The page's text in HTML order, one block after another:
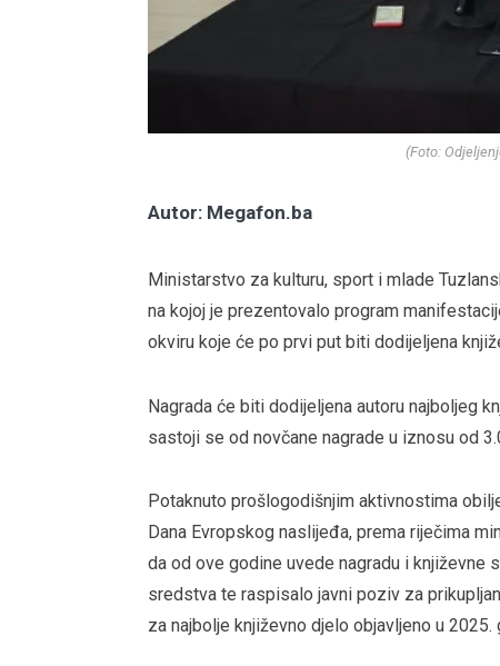
(Foto:
Autor: Megafon.ba
Ministarstvo za kulturu, sport i mlade
na kojoj je prezentovalo program
okviru koje će po prvi put biti dodijeljena
Nagrada će biti dodijeljena autoru najboljeg
sastoji se od novčane nagrade u iznosu od
Potaknuto prošlogodišnjim aktivnostima
Dana Evropskog naslijeđa, prema riječima
da od ove godine uvede nagradu i književne
sredstva te raspisalo javni poziv za
za najbolje književno djelo objavljeno u 2025.